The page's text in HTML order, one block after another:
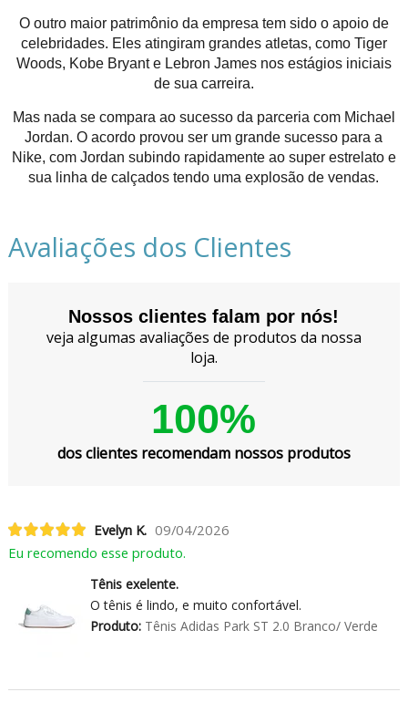
O outro maior patrimônio da empresa tem sido o apoio de
celebridades. Eles atingiram grandes atletas, como Tiger
Woods, Kobe Bryant e Lebron James nos estágios iniciais
de sua carreira.
Mas nada se compara ao sucesso da parceria com Michael
Jordan. O acordo provou ser um grande sucesso para a
Nike, com Jordan subindo rapidamente ao super estrelato e
sua linha de calçados tendo uma explosão de vendas.
Avaliações dos Clientes
Nossos clientes falam por nós!
veja algumas avaliações de produtos da nossa
loja.
100%
dos clientes recomendam nossos produtos
Evelyn K. 09/04/2026
Eu recomendo esse produto.
Tênis exelente.
O tênis é lindo, e muito confortável.
Produto:Tênis Adidas Park ST 2.0 Branco/ Verde